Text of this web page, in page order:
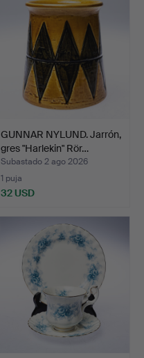
GUNNAR NYLUND. Jarrón,
gres "Harlekin" Rör…
Subastado 2 ago 2026
1 puja
32 USD